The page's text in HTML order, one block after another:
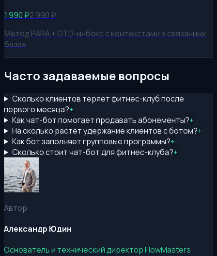
1 990 ₽2 990 ₽
Метод PARA + GTD-инбокс с контекстами в связанных
базах
Часто задаваемые вопросы
Сколько клиентов теряет фитнес-клуб после
первого месяца?+
Как чат-бот помогает продавать абонементы?+
На сколько растёт удержание клиентов с ботом?+
Как бот заполняет групповые программы?+
Сколько стоит чат-бот для фитнес-клуба?+
Автор
Александр Юдин
Основатель и технический директор FlowMasters